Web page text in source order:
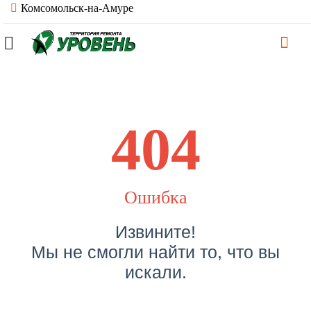
Комсомольск-на-Амуре
404
Ошибка
Извините!
Мы не смогли найти то, что вы
искали.